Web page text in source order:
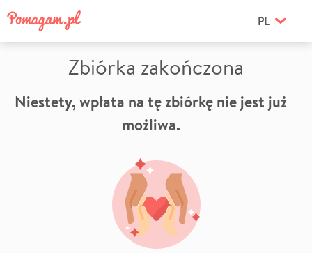
PL
Zbiórka zakończona
Niestety, wpłata na tę zbiórkę nie jest już
możliwa.